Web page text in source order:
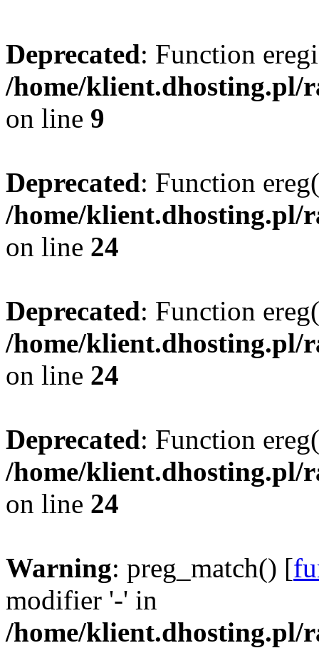
Deprecated: Function
/home/klient.dhosting.pl/
on line 9
Deprecated: Function
/home/klient.dhosting.pl/
on line 24
Deprecated: Function
/home/klient.dhosting.pl/
on line 24
Deprecated: Function
/home/klient.dhosting.pl/
on line 24
Warning: preg_match() [
modifier '-' in
/home/klient.dhosting.pl/